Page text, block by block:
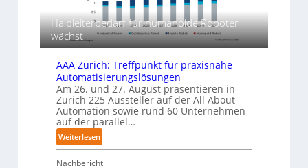
f
d
i
e
F
e
r
t
g
y
m
e
l
a
g
e
r
f
ü
k
u
n
g
s
m
a
s
c
h
i
n
l
b
Halbleiterbedarf für humanoide Roboter
wächst
AAA Zürich: Treffpunkt für praxisnahe
Automatisierungslösungen
Am 26. und 27. August präsentieren in
Zürich 225 Aussteller auf der All About
Automation sowie rund 60 Unternehmen
auf der parallel…
Weiterlesen:
A
A
Nachbericht